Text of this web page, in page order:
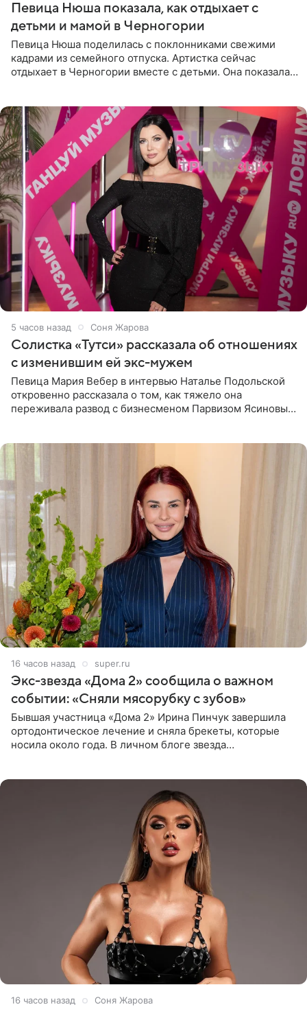
Певица Нюша показала, как отдыхает с
детьми и мамой в Черногории
Певица Нюша поделилась с поклонниками свежими
кадрами из семейного отпуска. Артистка сейчас
отдыхает в Черногории вместе с детьми. Она показала,
5 часов назад Соня Жарова
Солистка «Тутси» рассказала об отношениях
с изменившим ей экс-мужем
Певица Мария Вебер в интервью Наталье Подольской
откровенно рассказала о том, как тяжело она
переживала развод с бизнесменом Парвизом Ясиновым.
16 часов назад super.ru
Экс-звезда «Дома 2» сообщила о важном
событии: «Сняли мясорубку с зубов»
Бывшая участница «Дома 2» Ирина Пинчук завершила
ортодонтическое лечение и сняла брекеты, которые
носила около года. В личном блоге звезда
16 часов назад Соня Жарова